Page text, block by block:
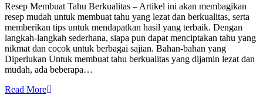
Resep Membuat Tahu Berkualitas – Artikel ini akan membagikan
resep mudah untuk membuat tahu yang lezat dan berkualitas, serta
memberikan tips untuk mendapatkan hasil yang terbaik. Dengan
langkah-langkah sederhana, siapa pun dapat menciptakan tahu yang
nikmat dan cocok untuk berbagai sajian. Bahan-bahan yang
Diperlukan Untuk membuat tahu berkualitas yang dijamin lezat dan
mudah, ada beberapa…
Read More